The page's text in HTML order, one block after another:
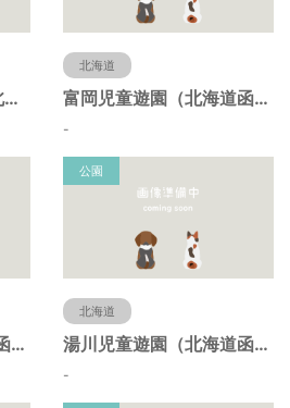
亀田港第7街区公園（北海道函館市）
北海道
富岡児童遊園（北海道函館市）
-
日吉児童遊園（北海道函館市）
公園
北海道
湯川児童遊園（北海道函館市）
-